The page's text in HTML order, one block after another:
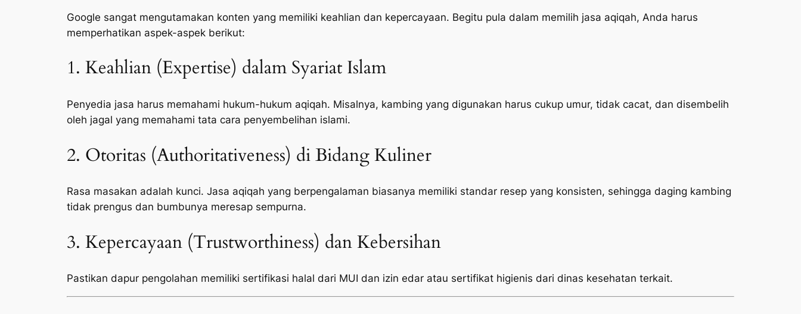
Google sangat mengutamakan konten yang memiliki keahlian dan kepercayaan. Begitu pula dalam memilih jasa aqiqah, Anda harus
memperhatikan aspek-aspek berikut:
1. Keahlian (Expertise) dalam Syariat Islam
Penyedia jasa harus memahami hukum-hukum aqiqah. Misalnya, kambing yang digunakan harus cukup umur, tidak cacat, dan disembelih
oleh jagal yang memahami tata cara penyembelihan islami.
2. Otoritas (Authoritativeness) di Bidang Kuliner
Rasa masakan adalah kunci. Jasa aqiqah yang berpengalaman biasanya memiliki standar resep yang konsisten, sehingga daging kambing
tidak prengus dan bumbunya meresap sempurna.
3. Kepercayaan (Trustworthiness) dan Kebersihan
Pastikan dapur pengolahan memiliki sertifikasi halal dari MUI dan izin edar atau sertifikat higienis dari dinas kesehatan terkait.